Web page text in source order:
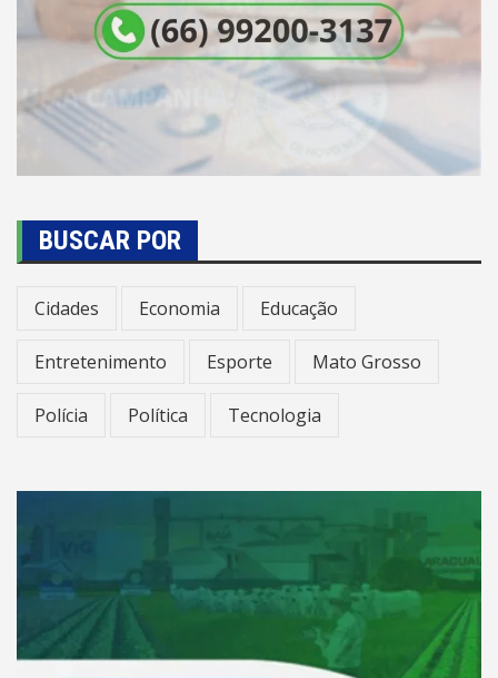
BUSCAR POR
Cidades Economia Educação
Entretenimento Esporte Mato Grosso
Polícia Política Tecnologia